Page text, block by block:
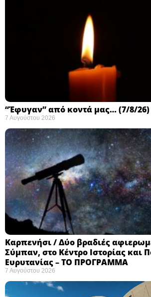
“Έφυγαν” από κοντά μας… (7/8/26)
7 Αυγούστου 2026
Καρπενήσι / Δύο βραδιές
Σύμπαν, στο Κέντρο Ιστορίας και
Ευρυτανίας – ΤΟ ΠΡΟΓΡΑΜΜΑ
7 Αυγούστου 2026